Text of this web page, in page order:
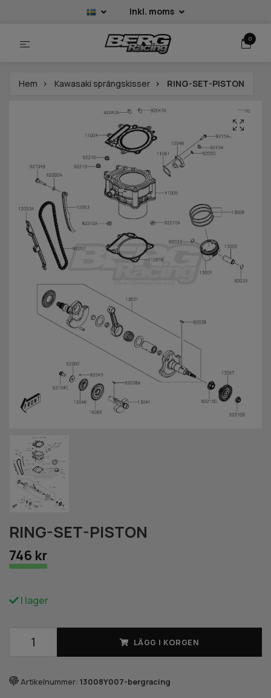
Inkl. moms
0
Hem Kawasaki sprängskisser RING-SET-PISTON
RING-SET-PISTON
746 kr
I lager
LÄGG I KORGEN
Artikelnummer: 13008Y007-bergracing